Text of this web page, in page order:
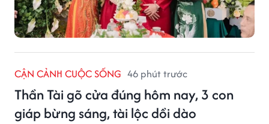
CẬN CẢNH CUỘC SỐNG 46 phút trước
Thần Tài gõ cửa đúng hôm nay, 3 con
giáp bừng sáng, tài lộc dồi dào